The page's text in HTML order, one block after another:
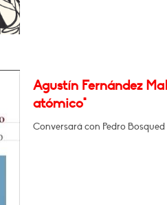
Agustín Fernández
atómico"
Conversará con Pedro Bosqued